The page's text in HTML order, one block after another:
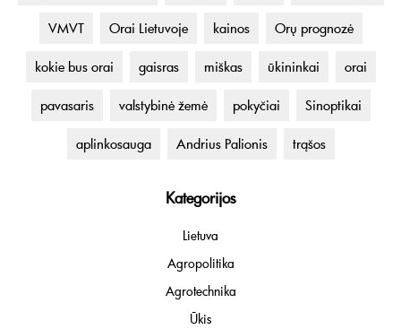
VMVT Orai Lietuvoje kainos Orų prognozė
kokie bus orai gaisras miškas ūkininkai orai
pavasaris valstybinė žemė pokyčiai Sinoptikai
aplinkosauga Andrius Palionis trąšos
Kategorijos
Lietuva
Agropolitika
Agrotechnika
Ūkis